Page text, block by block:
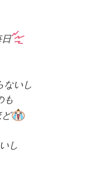
ないし
も
し